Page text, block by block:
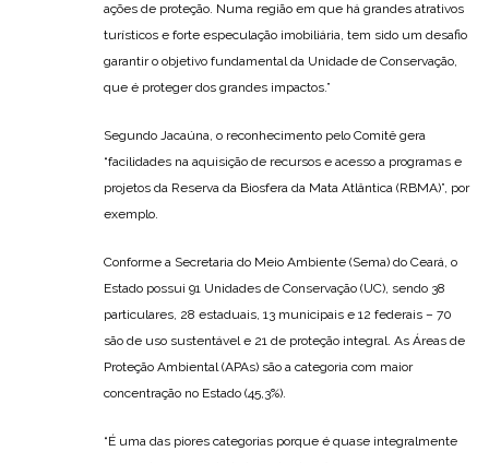
ações de proteção. Numa região em que há grandes atrativos
turísticos e forte especulação imobiliária, tem sido um desafio
garantir o objetivo fundamental da Unidade de Conservação,
que é proteger dos grandes impactos.”
Segundo Jacaúna, o reconhecimento pelo Comitê gera
“facilidades na aquisição de recursos e acesso a programas e
projetos da Reserva da Biosfera da Mata Atlântica (RBMA)”, por
exemplo.
Conforme a Secretaria do Meio Ambiente (Sema) do Ceará, o
Estado possui 91 Unidades de Conservação (UC), sendo 38
particulares, 28 estaduais, 13 municipais e 12 federais – 70
são de uso sustentável e 21 de proteção integral. As Áreas de
Proteção Ambiental (APAs) são a categoria com maior
concentração no Estado (45,3%).
“É uma das piores categorias porque é quase integralmente